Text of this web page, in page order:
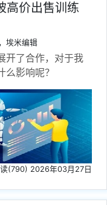
高价出售训练
埃米编辑
开了合作，对于我
影响呢？
(790) 2026年03月27日